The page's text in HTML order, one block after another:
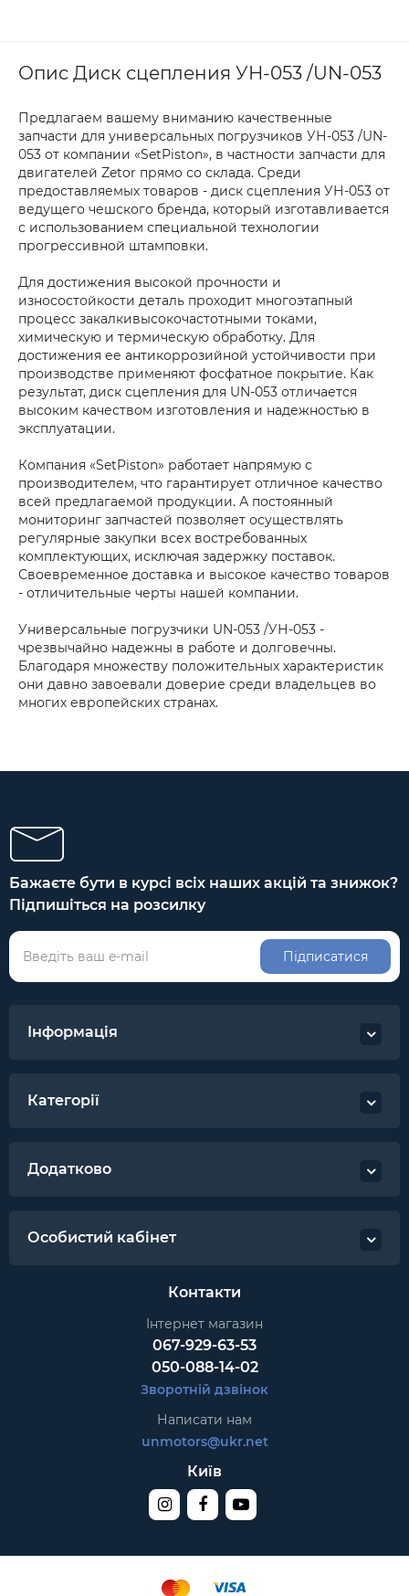
Опис Диск сцепления УН-053 /UN-053
Предлагаем вашему вниманию качественные
запчасти для универсальных погрузчиков УН-053 /UN-
053 от компании «SetPiston», в частности запчасти для
двигателей Zetor прямо со склада. Среди
предоставляемых товаров - диск сцепления УН-053 от
ведущего чешского бренда, который изготавливается
с использованием специальной технологии
прогрессивной штамповки.
Для достижения высокой прочности и
износостойкости деталь проходит многоэтапный
процесс закалкивысокочастотными токами,
химическую и термическую обработку. Для
достижения ее антикоррозийной устойчивости при
производстве применяют фосфатное покрытие. Как
результат, диск сцепления для UN-053 отличается
высоким качеством изготовления и надежностью в
эксплуатации.
Компания «SetPiston» работает напрямую с
производителем, что гарантирует отличное качество
всей предлагаемой продукции. А постоянный
мониторинг запчастей позволяет осуществлять
регулярные закупки всех востребованных
комплектующих, исключая задержку поставок.
Своевременное доставка и высокое качество товаров
- отличительные черты нашей компании.
Универсальные погрузчики UN-053 /УН-053 -
чрезвычайно надежны в работе и долговечны.
Благодаря множеству положительных характеристик
они давно завоевали доверие среди владельцев во
многих европейских странах.
Бажаєте бути в курсі всіх наших акцій та знижок?
Підпишіться на розсилку
Підписатися
Інформація
Категорії
Додатково
Особистий кабінет
Контакти
Інтернет магазин
067-929-63-53
050-088-14-02
Зворотній дзвінок
Написати нам
unmotors@ukr.net
Київ